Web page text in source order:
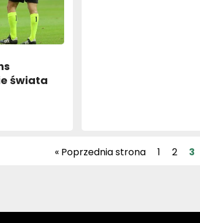
świata
« Poprzednia strona 1 2 3